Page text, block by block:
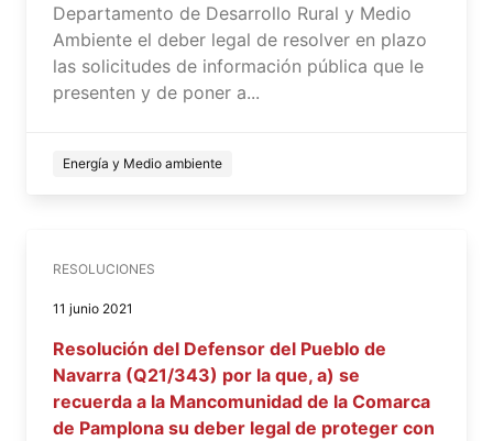
Departamento de Desarrollo Rural y Medio
Ambiente el deber legal de resolver en plazo
las solicitudes de información pública que le
presenten y de poner a...
Energía y Medio ambiente
RESOLUCIONES
11 junio 2021
Resolución del Defensor del Pueblo de
Navarra (Q21/343) por la que, a) se
recuerda a la Mancomunidad de la Comarca
de Pamplona su deber legal de proteger con